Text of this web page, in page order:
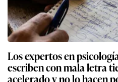
Los expertos en
escriben con mala letra
acelerado y no lo hacen